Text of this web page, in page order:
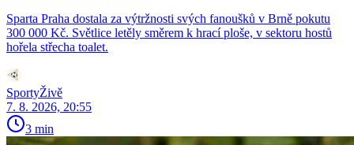
Sparta Praha dostala za výtržnosti svých fanoušků v Brně pokutu
300 000 Kč. Světlice letěly směrem k hrací ploše, v sektoru hostů
hořela střecha toalet.
SportyŽivě
7. 8. 2026, 20:55
3 min